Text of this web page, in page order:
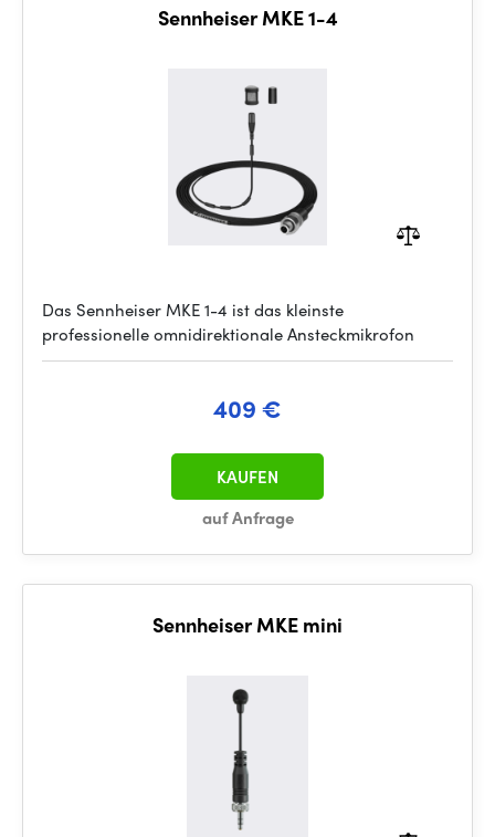
Sennheiser MKE 1-4
Das Sennheiser MKE 1-4 ist das kleinste
professionelle omnidirektionale Ansteckmikrofon
409 €
auf Anfrage
KAUFEN
Sennheiser MKE mini